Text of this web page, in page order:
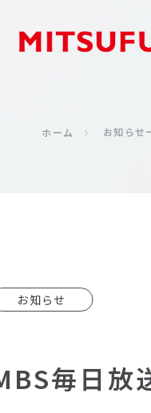
ホーム お知らせ
お知らせ
毎日放